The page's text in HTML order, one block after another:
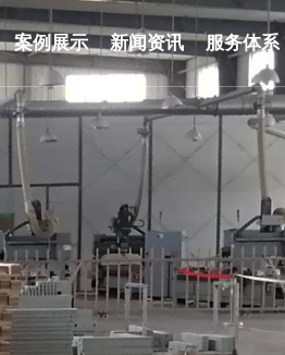
案例展示 新闻资讯 服务体系